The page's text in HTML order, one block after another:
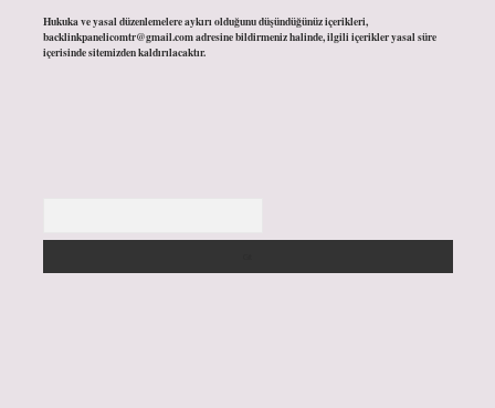
Hukuka ve yasal düzenlemelere aykırı olduğunu düşündüğünüz içerikleri,
backlinkpanelicomtr@gmail.comadresine bildirmeniz halinde, ilgili içerikler yasal süre
içerisinde sitemizden kaldırılacaktır.